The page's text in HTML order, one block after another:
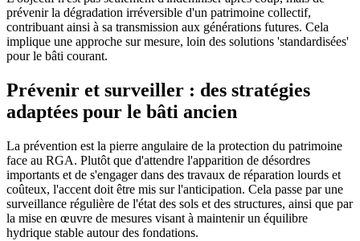
prévenir la dégradation irréversible d'un patrimoine collectif,
contribuant ainsi à sa transmission aux générations futures. Cela
implique une approche sur mesure, loin des solutions 'standardisées'
pour le bâti courant.
Prévenir et surveiller : des stratégies
adaptées pour le bâti ancien
La prévention est la pierre angulaire de la protection du patrimoine
face au RGA. Plutôt que d'attendre l'apparition de désordres
importants et de s'engager dans des travaux de réparation lourds et
coûteux, l'accent doit être mis sur l'anticipation. Cela passe par une
surveillance régulière de l'état des sols et des structures, ainsi que par
la mise en œuvre de mesures visant à maintenir un équilibre
hydrique stable autour des fondations.